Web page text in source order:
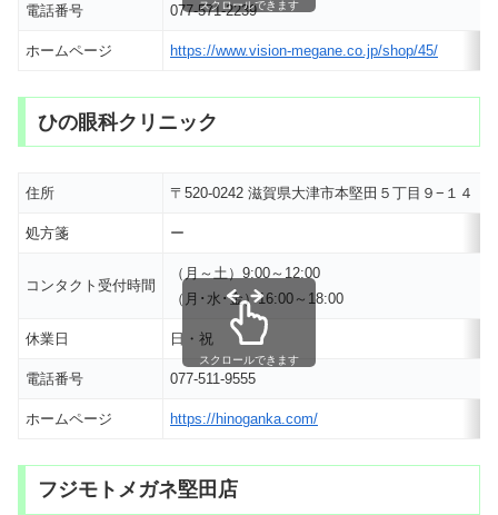
電話番号 077-571-2239
ホームページ https://www.vision-megane.co.jp/shop/45/
スクロールできます
ひの眼科クリニック
住所 〒520-0242 滋賀県大津市本堅田５丁目９−１４
処方箋 ー
コンタクト受付時間
（月～土）9:00～12:00
（月･水･金）16:00～18:00
休業日 日・祝
電話番号 077-511-9555
ホームページ https://hinoganka.com/
スクロールできます
フジモトメガネ堅田店